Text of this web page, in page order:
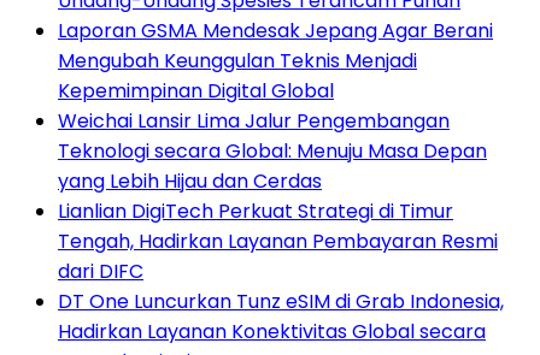
Laporan GSMA Mendesak Jepang Agar Berani
Mengubah Keunggulan Teknis Menjadi
Kepemimpinan Digital Global
Weichai Lansir Lima Jalur Pengembangan
Teknologi secara Global: Menuju Masa Depan
yang Lebih Hijau dan Cerdas
Lianlian DigiTech Perkuat Strategi di Timur
Tengah, Hadirkan Layanan Pembayaran Resmi
dari DIFC
DT One Luncurkan Tunz eSIM di Grab Indonesia,
Hadirkan Layanan Konektivitas Global secara